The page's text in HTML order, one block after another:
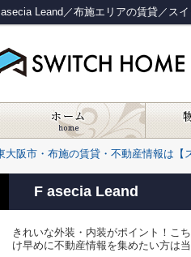
asecia Leand／布施エリアの賃貸／スイ
大阪市・布施の賃貸・不動産情報は【
F asecia Leand
きれいな外装・内装がポイント！こ
け早めに不動産情報を集めたい方は